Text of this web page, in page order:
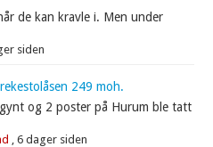
de kan kravle i. Men under
siden
249 moh.
og 2 poster på Hurum ble tatt
,6 dager siden